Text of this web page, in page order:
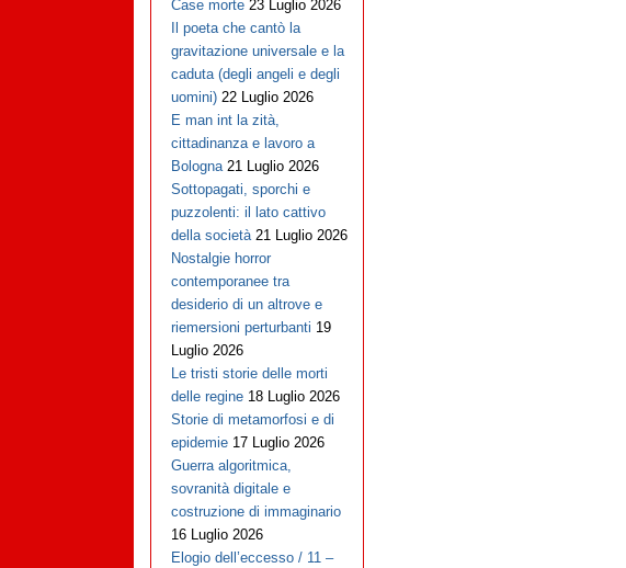
Case morte 23 Luglio 2026
Il poeta che cantò la
gravitazione universale e la
caduta (degli angeli e degli
uomini) 22 Luglio 2026
E man int la zità,
cittadinanza e lavoro a
Bologna 21 Luglio 2026
Sottopagati, sporchi e
puzzolenti: il lato cattivo
della società 21 Luglio 2026
Nostalgie horror
contemporanee tra
desiderio di un altrove e
riemersioni perturbanti 19
Luglio 2026
Le tristi storie delle morti
delle regine 18 Luglio 2026
Storie di metamorfosi e di
epidemie 17 Luglio 2026
Guerra algoritmica,
sovranità digitale e
costruzione di immaginario
16 Luglio 2026
Elogio dell’eccesso / 11 –